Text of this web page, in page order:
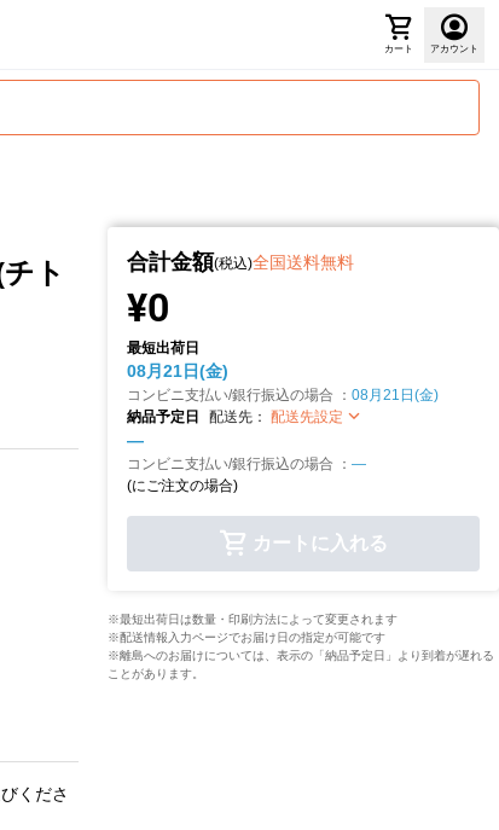
カート アカウント
ト
くださ
合計金額(税込)全国送料無料
¥0
最短出荷日
08月21日(金)
コンビニ支払い/銀行振込の場合 ： 08月21日(金)
納品予定日
配送先： 配送先設定
—
コンビニ支払い/銀行振込の場合 ： —
(にご注文の場合)
カートに入れる
※最短出荷日は数量・印刷方法によって変更されます
※配送情報入力ページでお届け日の指定が可能です
※離島へのお届けについては、表示の「納品予定日」より到着が遅れる
ことがあります。